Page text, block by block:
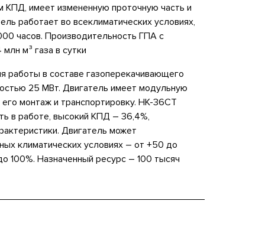
имеет измененную проточную часть и
работает во всеклиматических условиях,
часов. Производительность ГПА с
м³ газа в сутки
работы в составе газоперекачивающего
25 МВт. Двигатель имеет модульную
монтаж и транспортировку. НК-36СТ
в работе, высокий КПД – 36,4%,
Двигатель может
климатических условиях – от +50 до
100%. Назначенный ресурс – 100 тысяч